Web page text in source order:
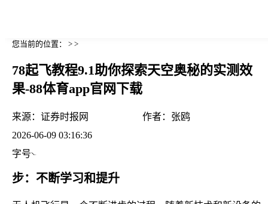
您当前的位置： > >
78起飞教程9.1助你探索天空奥秘的实测效
果-88体育app官网下载
来源： 证券时报网 作者： 张鸥
2026-06-09 03:16:36
字号
步：不断学习和提升